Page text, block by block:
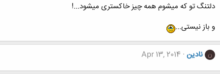
دلتنگ تو که میشوم همه چیز خاکستری میشود...!
و باز نیستی...
ن نادین Apr 13, 2014